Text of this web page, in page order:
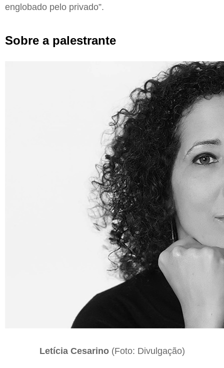
englobado pelo privado”.
Sobre a palestrante
Letícia Cesarino(Foto: Divulgação)